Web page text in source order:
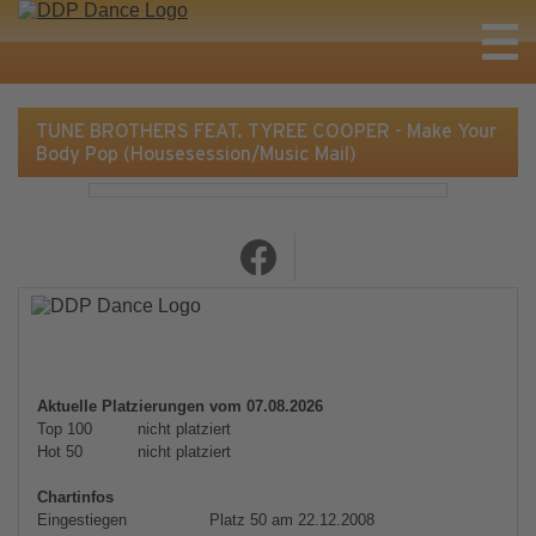
TUNE BROTHERS FEAT. TYREE COOPER - Make Your
Body Pop (Housesession/Music Mail)
Aktuelle Platzierungen vom 07.08.2026
Top 100
nicht platziert
Hot 50
nicht platziert
Chartinfos
Eingestiegen
Platz 50 am 22.12.2008